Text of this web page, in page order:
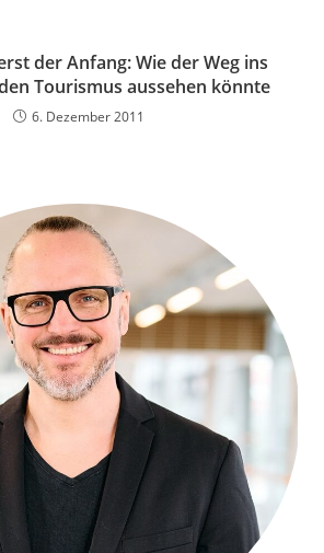
der Anfang: Wie der Weg ins
Tourismus aussehen könnte
6. Dezember 2011